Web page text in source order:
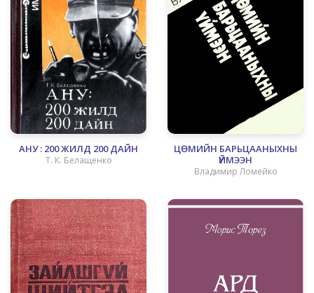
АНУ : 200 ЖИЛД 200 ДАЙН
Т. К. Белащенко
ЦӨМИЙН БАРЬЦААНЫХНЫ
ҮЙМЭЭН
Владимир Ломейко